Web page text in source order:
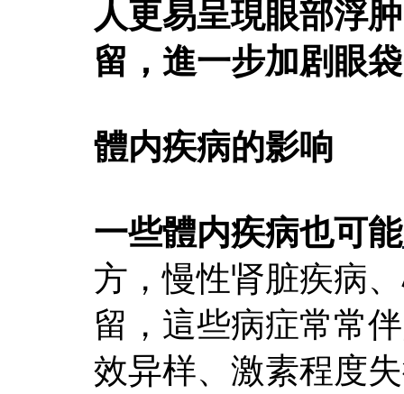
人更易呈現眼部浮
留，進一步加剧眼
體内疾病的影响
一些體内疾病也可能
方，慢性肾脏疾病
留，這些病症常常
效异样、激素程度